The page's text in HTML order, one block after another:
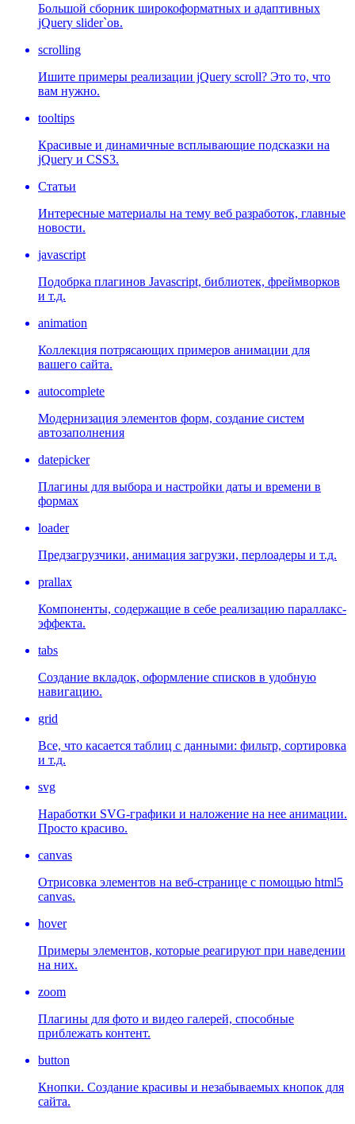
Большой сборник широкоформатных и адаптивных
jQuery slider`ов.
scrolling
Ишите примеры реализации jQuery scroll? Это то, что
вам нужно.
tooltips
Красивые и динамичные всплывающие подсказки на
jQuery и CSS3.
Статьи
Интересные материалы на тему веб разработок, главные
новости.
javascript
Подобрка плагинов Javascript, библиотек, фреймворков
и т.д.
animation
Коллекция потрясающих примеров анимации для
вашего сайта.
autocomplete
Модернизация элементов форм, создание систем
автозаполнения
datepicker
Плагины для выбора и настройки даты и времени в
формах
loader
Предзагрузчики, анимация загрузки, перлоадеры и т.д.
prallax
Компоненты, содержащие в себе реализацию параллакс-
эффекта.
tabs
Создание вкладок, оформление списков в удобную
навигацию.
grid
Все, что касается таблиц с данными: фильтр, сортировка
и т.д.
svg
Наработки SVG-графики и наложение на нее анимации.
Просто красиво.
canvas
Отрисовка элементов на веб-странице с помощью html5
canvas.
hover
Примеры элементов, которые реагируют при наведении
на них.
zoom
Плагины для фото и видео галерей, способные
приблежать контент.
button
Кнопки. Создание красивы и незабываемых кнопок для
сайта.